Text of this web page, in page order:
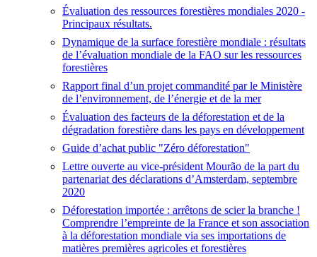
Évaluation des ressources forestières mondiales 2020 -
Principaux résultats.
Dynamique de la surface forestière mondiale : résultats
de l’évaluation mondiale de la FAO sur les ressources
forestières
Rapport final d’un projet commandité par le Ministère
de l’environnement, de l’énergie et de la mer
Évaluation des facteurs de la déforestation et de la
dégradation forestière dans les pays en développement
Guide d’achat public "Zéro déforestation"
Lettre ouverte au vice-président Mourão de la part du
partenariat des déclarations d’Amsterdam, septembre
2020
Déforestation importée : arrêtons de scier la branche !
Comprendre l’empreinte de la France et son association
à la déforestation mondiale via ses importations de
matières premières agricoles et forestières